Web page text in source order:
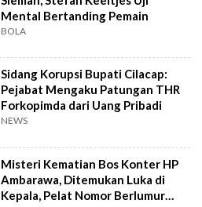
Mental Bertanding Pemain
BOLA
Sidang Korupsi Bupati Cilacap:
Pejabat Mengaku Patungan THR
Forkopimda dari Uang Pribadi
NEWS
Misteri Kematian Bos Konter HP
Ambarawa, Ditemukan Luka di
Kepala, Pelat Nomor Berlumur